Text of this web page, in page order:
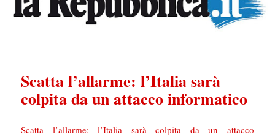
Scatta l’allarme: l’Italia sarà
colpita da un attacco informatico
Scatta l’allarme: l’Italia sarà colpita da un attacco